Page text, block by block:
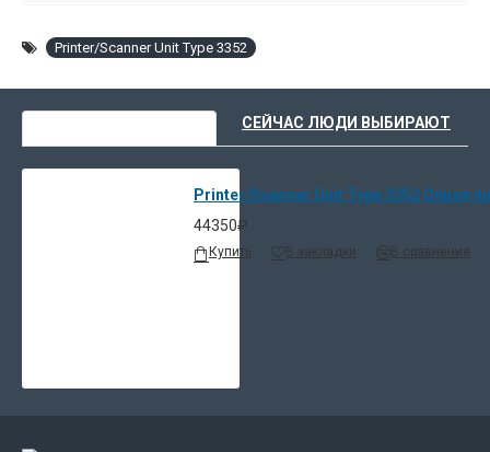
Printer/Scanner Unit Type 3352
СЕЙЧАС ЛЮДИ ВЫБИРАЮТ
Printer/Scanner Unit Type 3352 Опция
44350₽
Купить В закладки В сравнение